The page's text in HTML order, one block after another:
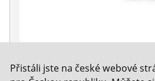
Zařízení na odlupování
trubky
Přistáli jste na české webové